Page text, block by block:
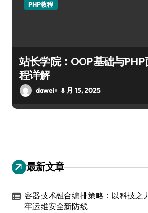
PHP教程
站长学院：OOP基础与
程详解
dawei 8 月 15, 2025
最新文章
容器技术融合编排策略：以科技之
牢运维安全新防线